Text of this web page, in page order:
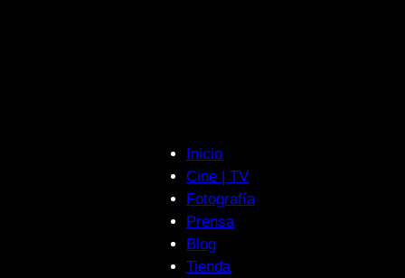
Inicio
Cine | TV
Fotografía
Prensa
Blog
Tienda